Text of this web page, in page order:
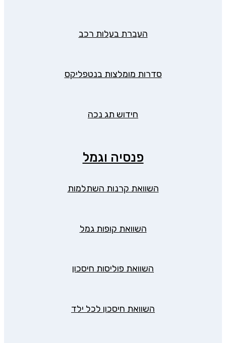
העברת בעלות רכב
סדרות מומלצות בנטפליקס
חידוש תג נכה
פנסיה וגמל
השוואת קרנות השתלמות
השוואת קופות גמל
השוואת פוליסות חיסכון
השוואת חיסכון לכל ילד